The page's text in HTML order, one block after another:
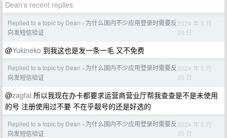
Dean's recent replies
Replied to a topic by Dean › 为什么国内不少应用登录时需要反
向发短信验证
2024 年 5 月
20 日
@Yukineko 到我这也是发一条一毛 又不免费
Replied to a topic by Dean › 为什么国内不少应用登录时需要反
向发短信验证
2024 年 5 月
20 日
@zagfai 所以我现在办卡都要求运营商营业厅帮我查查是不是未使用
的号 注册使用过不要 不在乎靓号的还是好选的
Replied to a topic by Dean › 为什么国内不少应用登录时需要反
向发短信验证
2024 年 5 月
20 日